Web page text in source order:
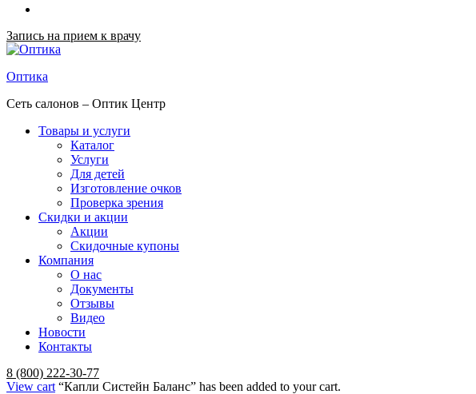
Запись на прием к врачу
Оптика
Сеть салонов – Оптик Центр
Товары и услуги
Каталог
Услуги
Для детей
Изготовление очков
Проверка зрения
Скидки и акции
Акции
Скидочные купоны
Компания
О нас
Документы
Отзывы
Видео
Новости
Контакты
Menu
8 (800) 222-30-77
View cart “Капли Систейн Баланс” has been added to your cart.